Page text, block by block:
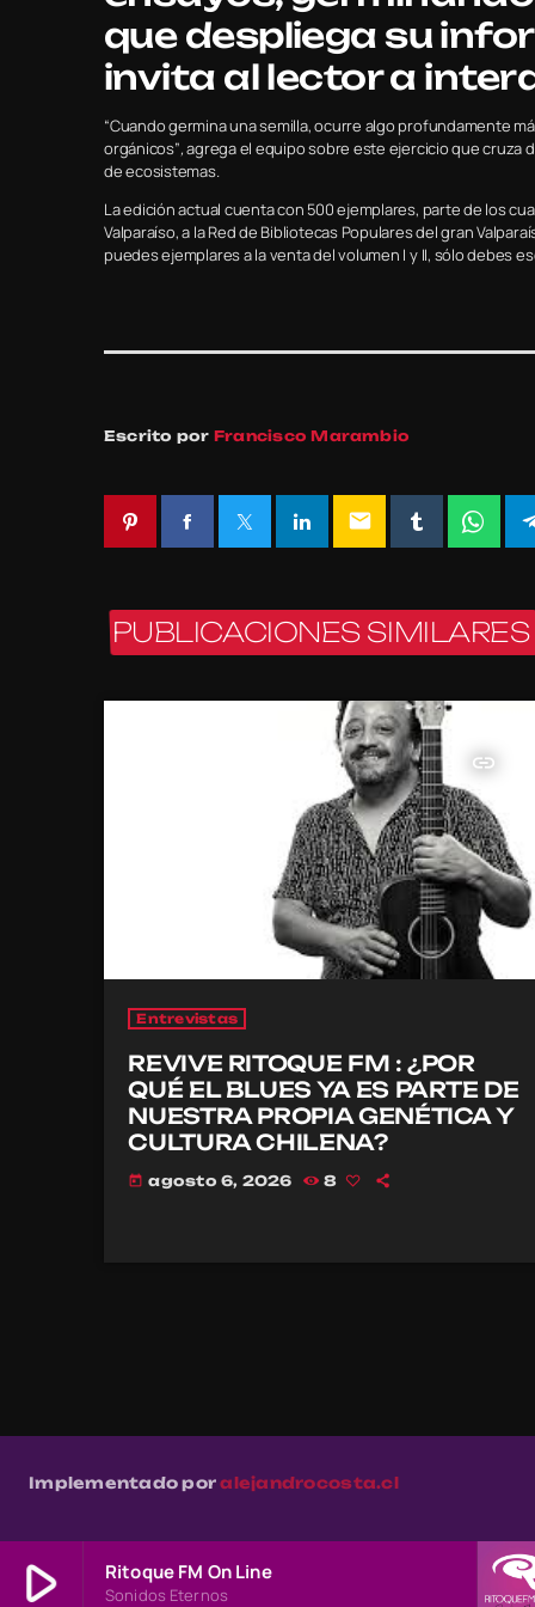
play_arrow Ritoque FM On Line
Sonidos Eternos
que despliega su
invita al lector a
“Cuando germina una semilla, ocurre algo profundamente
orgánicos”,agrega el equipo sobre este ejercicio que cruza
de ecosistemas.
La edición actual cuenta con 500 ejemplares, parte de los
Valparaíso, a la Red de Bibliotecas Populares del gran
puedes ejemplares a la venta del volumen I y II, sólo debes
Escrito por Francisco Marambio
email
PUBLICACIONES SIMILARES
insert_link
Entrevistas
REVIVE RITOQUE FM : ¿POR
QUÉ EL BLUES YA ES PARTE DE
NUESTRA PROPIA GENÉTICA Y
CULTURA CHILENA?
today agosto 6, 2026 8
Implementado poralejandrocosta.cl